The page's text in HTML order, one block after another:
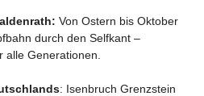
Von Ostern bis Oktober
durch den Selfkant –
alle Generationen.
: Isenbruch Grenzstein